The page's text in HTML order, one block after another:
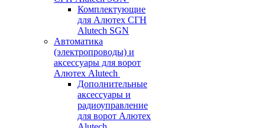
Комплектующие
для Алютех СГН
Alutech SGN
Автоматика
(электропроводы) и
аксессуары для ворот
Алютех Alutech
Дополнительные
аксессуары и
радиоуправление
для ворот Алютех